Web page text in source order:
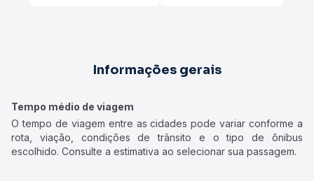
Informações gerais
Tempo médio de viagem
O tempo de viagem entre as cidades pode variar conforme a
rota, viação, condições de trânsito e o tipo de ônibus
escolhido. Consulte a estimativa ao selecionar sua passagem.